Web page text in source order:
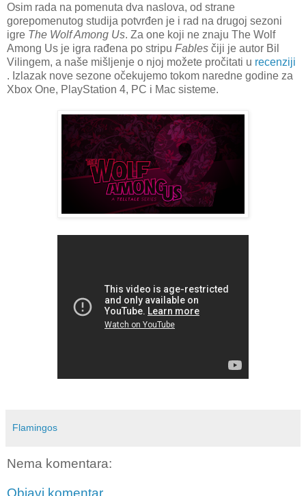
Osim rada na pomenuta dva naslova, od strane
gorepomenutog studija potvrđen je i rad na drugoj sezoni
igre The Wolf Among Us. Za one koji ne znaju The Wolf
Among Us je igra rađena po stripu Fables čiji je autor Bil
Vilingem, a naše mišljenje o njoj možete pročitati u recenziji
. Izlazak nove sezone očekujemo tokom naredne godine za
Xbox One, PlayStation 4, PC i Mac sisteme.
Flamingos
Nema komentara: